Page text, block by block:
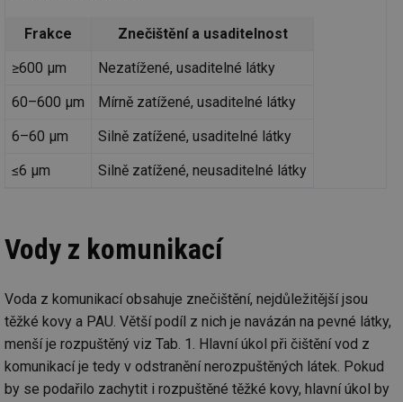
Frakce
Znečištění a usaditelnost
≥600 μm
Nezatížené, usaditelné látky
60–600 μm
Mírně zatížené, usaditelné látky
6–60 μm
Silně zatížené, usaditelné látky
≤6 μm
Silně zatížené, neusaditelné látky
Vody z komunikací
Voda z komunikací obsahuje znečištění, nejdůležitější jsou
těžké kovy a PAU. Větší podíl z nich je navázán na pevné látky,
menší je rozpuštěný viz Tab. 1. Hlavní úkol při čištění vod z
komunikací je tedy v odstranění nerozpuštěných látek. Pokud
by se podařilo zachytit i rozpuštěné těžké kovy, hlavní úkol by